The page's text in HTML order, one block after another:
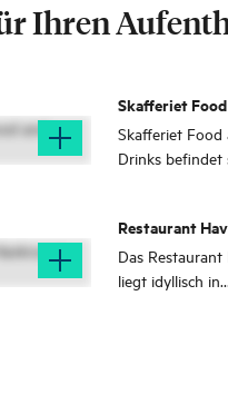
Ihren
Skafferiet
Beverage
Skafferiet Food
Drinks befindet
von
Gerichten an.
Restaurant
Solund
Das
liegt idyllisch in